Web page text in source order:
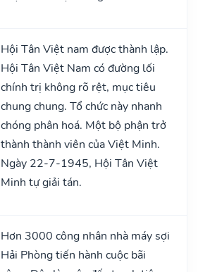
Hội Tân Việt nam được thành lập.
Hội Tân Việt Nam có đường lối
chính trị không rõ rệt, mục tiêu
chung chung. Tổ chức này nhanh
chóng phân hoá. Một bộ phận trở
thành thành viên của Việt Minh.
Ngày 22-7-1945, Hội Tân Việt
Minh tự giải tán.
Hơn 3000 công nhân nhà máy sợi
Hải Phòng tiến hành cuộc bãi